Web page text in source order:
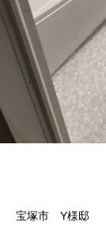
宝塚市 Y様邸